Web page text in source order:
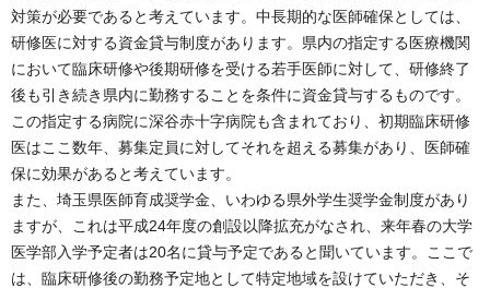
対策が必要であると考えています。中長期的な医師確保としては、
研修医に対する資金貸与制度があります。県内の指定する医療機関
において臨床研修や後期研修を受ける若手医師に対して、研修終了
後も引き続き県内に勤務することを条件に資金貸与するものです。
この指定する病院に深谷赤十字病院も含まれており、初期臨床研修
医はここ数年、募集定員に対してそれを超える募集があり、医師確
保に効果があると考えています。
また、埼玉県医師育成奨学金、いわゆる県外学生奨学金制度があり
ますが、これは平成24年度の創設以降拡充がなされ、来年春の大学
医学部入学予定者は20名に貸与予定であると聞いています。ここで
は、臨床研修後の勤務予定地として特定地域を設けていただき、そ